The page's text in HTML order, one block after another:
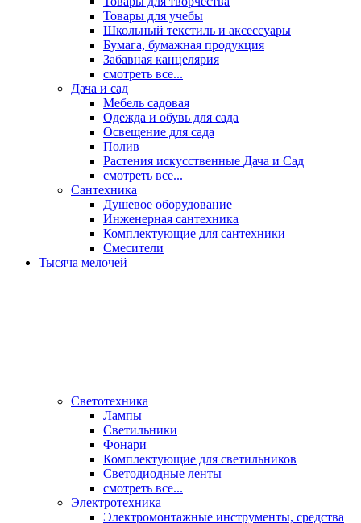
Товары для учебы
Школьный текстиль и аксессуары
Бумага, бумажная продукция
Забавная канцелярия
смотреть все...
Дача и сад
Мебель садовая
Одежда и обувь для сада
Освещение для сада
Полив
Растения искусственные Дача и Сад
смотреть все...
Сантехника
Душевое оборудование
Инженерная сантехника
Комплектующие для сантехники
Смесители
Тысяча мелочей
Светотехника
Лампы
Светильники
Фонари
Комплектующие для светильников
Светодиодные ленты
смотреть все...
Электротехника
Электромонтажные инструменты, средства